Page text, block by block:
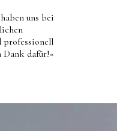
uns bei
professionell
Dank dafür!«